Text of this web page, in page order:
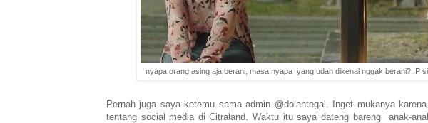
nyapa orang asing aja berani, masa nyapa yang udah dikenal nggak berani? :P
Pernah juga saya ketemu sama admin @dolantegal. Inget mukanya
tentang social media di Citraland. Waktu itu saya dateng bareng
anak-